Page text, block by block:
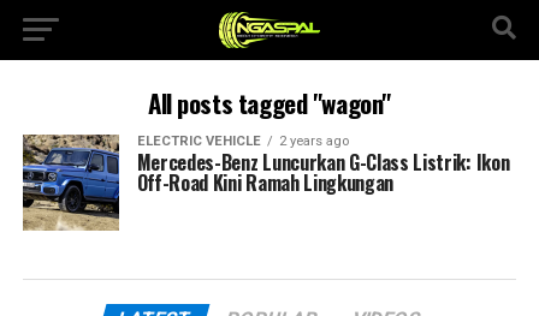
All posts tagged "wagon"
ELECTRIC VEHICLE 2 years ago
Mercedes-Benz Luncurkan G-Class Listrik: Ikon
Off-Road Kini Ramah Lingkungan